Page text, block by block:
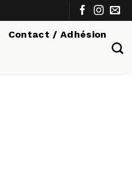
Contact / Adhésion